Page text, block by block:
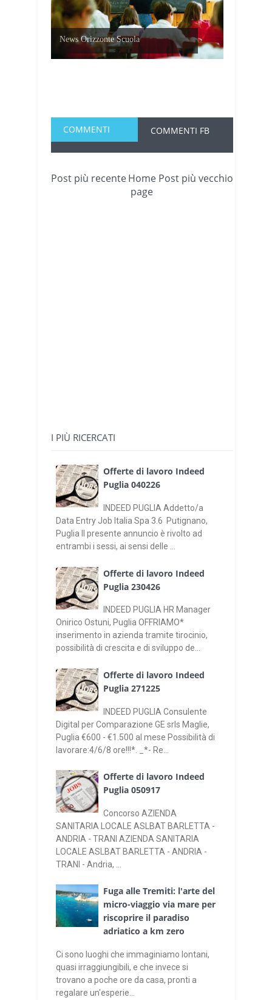
News Orizzonte Scuola
COMMENTI COMMENTI FB
Post più recente Post più vecchio
Home
page
I PIÙ RICERCATI
Offerte di lavoro Indeed
Puglia 040226
INDEED PUGLIA Addetto/a
Data Entry Job Italia Spa 3.6 Putignano,
Puglia Il presente annuncio è rivolto ad
entrambi i sessi, ai sensi delle ...
Offerte di lavoro Indeed
Puglia 230426
INDEED PUGLIA HR Manager
Onirico Ostuni, Puglia OFFRIAMO*
inserimento in azienda tramite tirocinio,
possibilità di crescita e di sviluppo de...
Offerte di lavoro Indeed
Puglia 271225
INDEED PUGLIA Consulente
Digital per Comparazione GE srls Maglie,
Puglia €600 - €1.500 al mese Possibilità di
lavorare:4/6/8 ore!!!*. _*- Re...
Offerte di lavoro Indeed
Puglia 050917
Concorso AZIENDA
SANITARIA LOCALE ASLBAT BARLETTA -
ANDRIA - TRANI AZIENDA SANITARIA
LOCALE ASLBAT BARLETTA - ANDRIA -
TRANI - Andria, ...
Fuga alle Tremiti: l'arte del
micro-viaggio via mare per
riscoprire il paradiso
adriatico a km zero
Ci sono luoghi che immaginiamo lontani,
quasi irraggiungibili, e che invece si
trovano a poche ore da casa, pronti a
regalare un'esperie...